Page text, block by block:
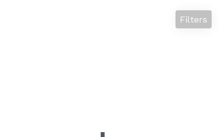
Filters